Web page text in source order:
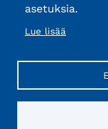
asetuksia.
Lue lisää